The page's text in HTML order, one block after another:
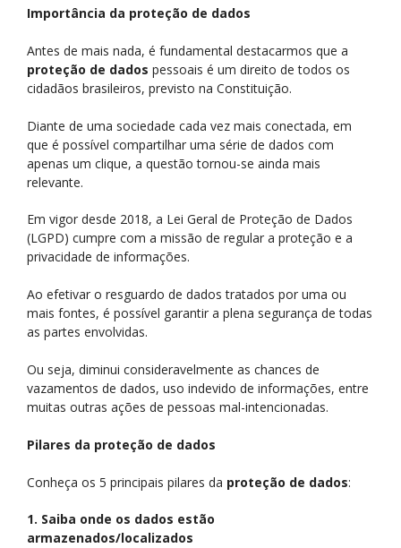
Importância da proteção de dados
Antes de mais nada, é fundamental destacarmos que a
proteção de dados pessoais é um direito de todos os
cidadãos brasileiros, previsto na Constituição.
Diante de uma sociedade cada vez mais conectada, em
que é possível compartilhar uma série de dados com
apenas um clique, a questão tornou-se ainda mais
relevante.
Em vigor desde 2018, a Lei Geral de Proteção de Dados
(LGPD) cumpre com a missão de regular a proteção e a
privacidade de informações.
Ao efetivar o resguardo de dados tratados por uma ou
mais fontes, é possível garantir a plena segurança de todas
as partes envolvidas.
Ou seja, diminui consideravelmente as chances de
vazamentos de dados, uso indevido de informações, entre
muitas outras ações de pessoas mal-intencionadas.
Pilares da proteção de dados
Conheça os 5 principais pilares da proteção de dados:
1. Saiba onde os dados estão
armazenados/localizados